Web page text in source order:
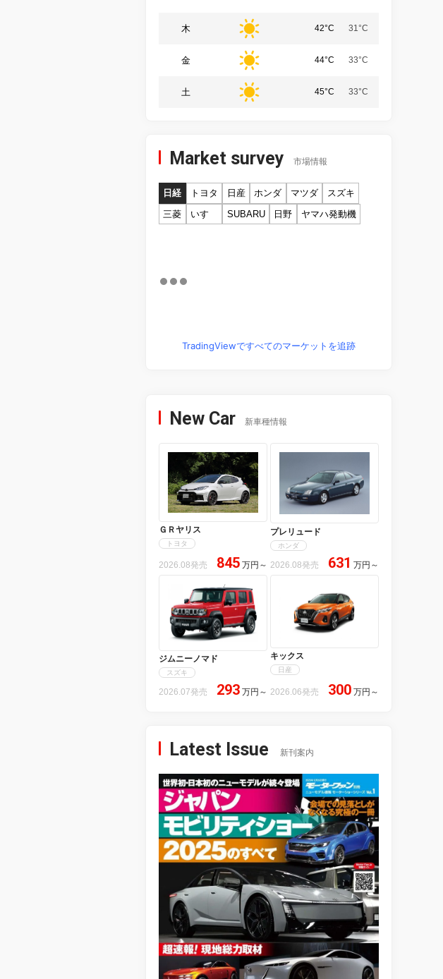
木 42°C 31°C
金 44°C 33°C
土 45°C 33°C
Market survey 市場情報
日経 トヨタ 日産 ホンダ マツダ
スズキ
三菱
いすゞ SUBARU 日野 ヤマハ発動機
TradingViewですべてのマーケットを追跡
New Car 新車種情報
ＧＲヤリス
トヨタ
2026.08発売 845 万円 ～
プレリュード
ホンダ
2026.08発売 631 万円 ～
ジムニーノマド
スズキ
2026.07発売 293 万円 ～
キックス
日産
2026.06発売 300 万円 ～
Latest Issue 新刊案内